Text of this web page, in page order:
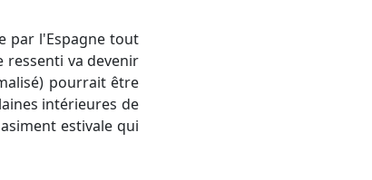
ressenti va devenir
pourrait être
intérieures de
estivale qui